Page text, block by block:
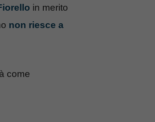
in merito
non riesce a
come